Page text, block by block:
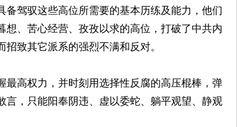
驾驭这些高位所需要的基本历练及能力，他们
想、苦心经营、孜孜以求的高位，打破了中共内
致其它派系的强烈不满和反对。
最高权力，并时刻用选择性反腐的高压棍棒，弹
言，只能阳奉阴违、虚以委蛇、躺平观望、静观